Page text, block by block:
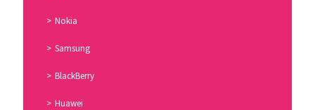
Nokia
Samsung
BlackBerry
Huawei